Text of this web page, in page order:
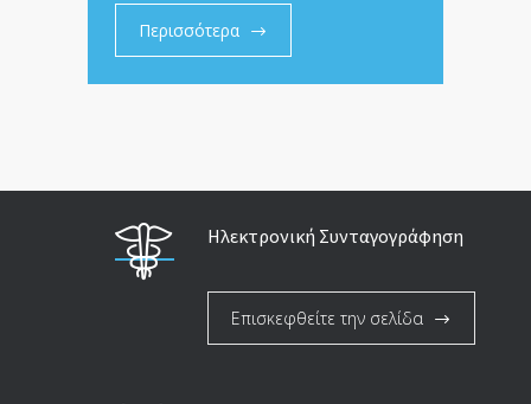
Περισσότερα
Ηλεκτρονική Συνταγογράφηση
Επισκεφθείτε την σελίδα